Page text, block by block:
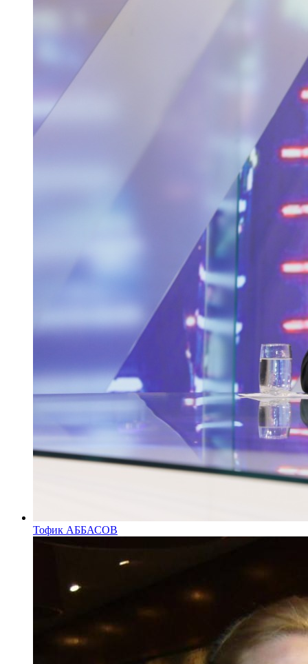
Тофик АББАСОВ